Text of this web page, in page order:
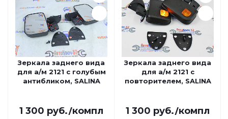
Зеркала заднего вида
для а/м 2121 с голубым
антибликом, SALINA
1 300 руб./компл
Зеркала заднего вида
для а/м 2121 с
повторителем, SALINA
1 300 руб./компл